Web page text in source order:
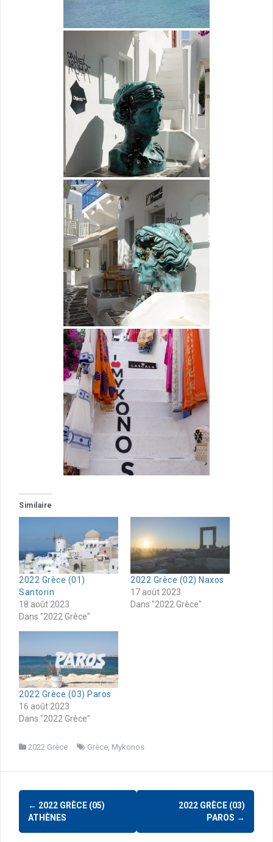
Similaire
2022 Grèce (01)
Santorin
18 août 2023
Dans "2022 Grèce"
2022 Grèce (02) Naxos
17 août 2023
Dans "2022 Grèce"
2022 Grèce (03) Paros
16 août 2023
Dans "2022 Grèce"
2022 Grèce Grèce, Mykonos
Navigation
d'article
← 2022 GRÈCE (05)
ATHÈNES
2022 GRÈCE (03)
PAROS →